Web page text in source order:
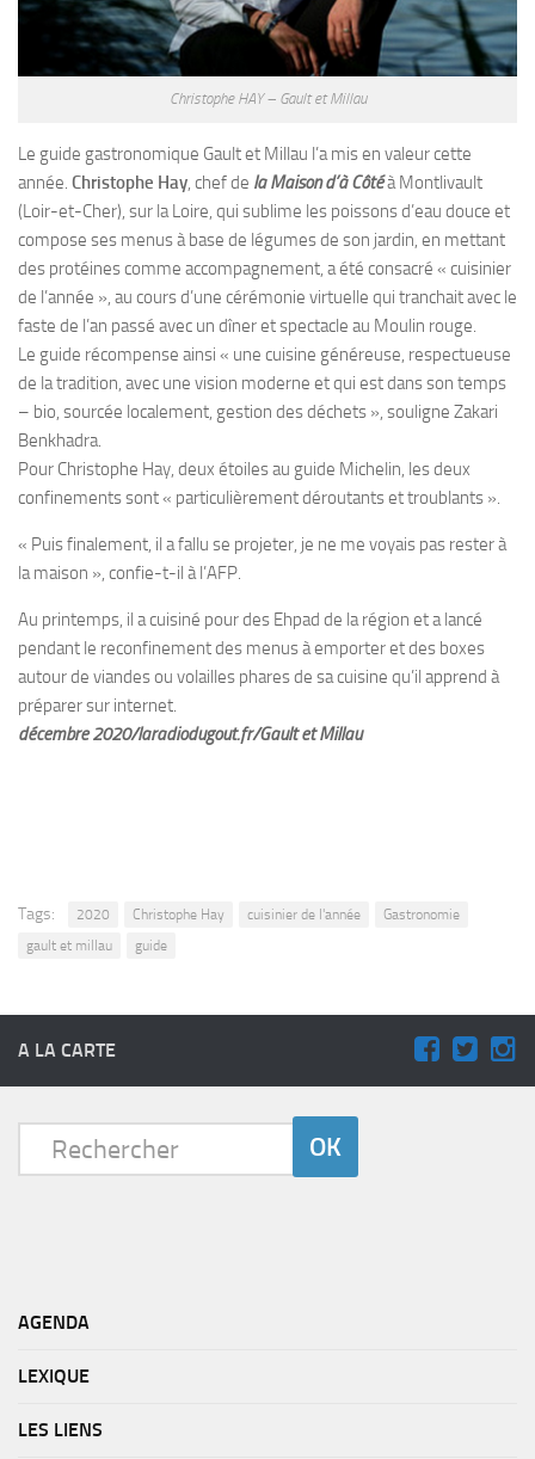
Christophe HAY – Gault et Millau
Le guide gastronomique Gault et Millau l’a mis en valeur cette
année. Christophe Hay, chef de la Maison d’à Côtéà Montlivault
(Loir-et-Cher), sur la Loire, qui sublime les poissons d’eau douce et
compose ses menus à base de légumes de son jardin, en mettant
des protéines comme accompagnement, a été consacré « cuisinier
de l’année », au cours d’une cérémonie virtuelle qui tranchait avec le
faste de l’an passé avec un dîner et spectacle au Moulin rouge.
Le guide récompense ainsi « une cuisine généreuse, respectueuse
de la tradition, avec une vision moderne et qui est dans son temps
– bio, sourcée localement, gestion des déchets », souligne Zakari
Benkhadra.
Pour Christophe Hay, deux étoiles au guide Michelin, les deux
confinements sont « particulièrement déroutants et troublants ».
« Puis finalement, il a fallu se projeter, je ne me voyais pas rester à
la maison », confie-t-il à l’AFP.
Au printemps, il a cuisiné pour des Ehpad de la région et a lancé
pendant le reconfinement des menus à emporter et des boxes
autour de viandes ou volailles phares de sa cuisine qu’il apprend à
préparer sur internet.
décembre 2020/laradiodugout.fr/Gault et Millau
Tags: 2020 Christophe Hay cuisinier de l'année
Gastronomie
gault et millau
guide
A LA CARTE
AGENDA
LEXIQUE
LES LIENS